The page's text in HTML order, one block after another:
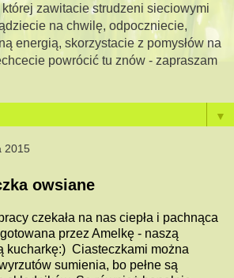
której zawitacie strudzeni sieciowymi
na chwilę, odpoczniecie,
energią, skorzystacie z pomysłów na
powrócić tu znów - zapraszam
▼
2015
owsiane
czekała na nas ciepła i pachnąca
przez Amelkę - naszą
kucharkę:) Ciasteczkami można
sumienia, bo pełne są